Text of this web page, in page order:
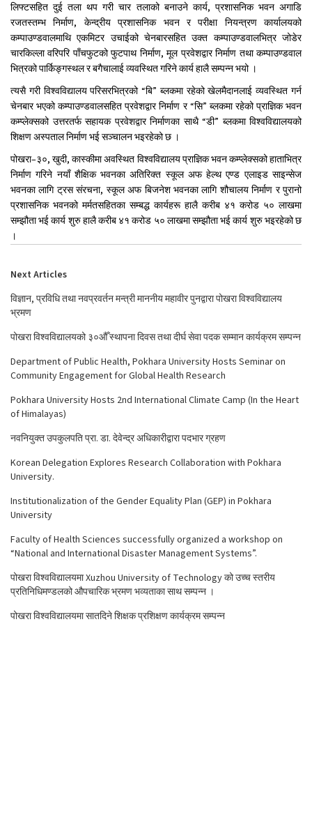
लिफ्टसहित दुई तला थप गरी चार तलाको बनाउने कार्य, प्रशासनिक भवन अगाडि
रजतस्तम्भ निर्माण, केन्द्रीय प्रशासनिक भवन र परीक्षा नियन्त्रण कार्यालयको
कम्पाउण्डवालमाथि एकमिटर उचाईको चेनबारसहित उक्त कम्पाउण्डवालभित्र जोडेर
चारकिल्ला वरिपरि पाँचफुटको फुटपाथ निर्माण, मूल प्रवेशद्वार निर्माण तथा कम्पाउण्डवाल
भित्रको पार्किङ्गस्थल र बगैचालाई व्यवस्थित गरिने कार्य हालै सम्पन्न भयो ।
त्यसै गरी विश्वविद्यालय परिसरभित्रको “बि” ब्लकमा रहेको खेलमैदानलाई व्यवस्थित गर्न
चेनबार भएको कम्पाउण्डवालसहित प्रवेशद्वार निर्माण र “सि” ब्लकमा रहेको प्राज्ञिक भवन
कम्प्लेक्सको उत्तरतर्फ सहायक प्रवेशद्वार निर्माणका साथै “डी” ब्लकमा विश्वविद्यालयको
शिक्षण अस्पताल निर्माण भई सञ्चालन भइरहेको छ ।
पोखरा–३०, खुदी, कास्कीमा अवस्थित विश्वविद्यालय प्राज्ञिक भवन कम्प्लेक्सको हाताभित्र
निर्माण गरिने नयाँ शैक्षिक भवनका अतिरिक्त स्कूल अफ हेल्थ एण्ड एलाइड साइन्सेज
भवनका लागि ट्रस संरचना, स्कूल अफ बिजनेश भवनका लागि शौचालय निर्माण र पुरानो
प्रशासनिक भवनको मर्मतसहितका सम्बद्ध कार्यहरू हालै करीब ४१ करोड ५० लाखमा
सम्झौता भई कार्य शुरु हालै करीब ४१ करोड ५० लाखमा सम्झौता भई कार्य शुरु भइरहेको छ
।
Next Articles
विज्ञान, प्रविधि तथा नवप्रवर्तन मन्त्री माननीय महावीर पुनद्वारा पोखरा विश्वविद्यालय
भ्रमण
पोखरा विश्वविद्यालयको ३०औँ स्थापना दिवस तथा दीर्घ सेवा पदक सम्मान कार्यक्रम सम्पन्न
Department of Public Health, Pokhara University Hosts Seminar on
Community Engagement for Global Health Research
Pokhara University Hosts 2nd International Climate Camp (In the Heart
of Himalayas)
नवनियुक्त उपकुलपति प्रा. डा. देवेन्द्र अधिकारीद्वारा पदभार ग्रहण
Korean Delegation Explores Research Collaboration with Pokhara
University.
Institutionalization of the Gender Equality Plan (GEP) in Pokhara
University
Faculty of Health Sciences successfully organized a workshop on
“National and International Disaster Management Systems”.
पोखरा विश्वविद्यालयमा Xuzhou University of Technology को उच्च स्तरीय
प्रतिनिधिमण्डलको औपचारिक भ्रमण भव्यताका साथ सम्पन्न ।
पोखरा विश्वविद्यालयमा सातदिने शिक्षक प्रशिक्षण कार्यक्रम सम्पन्न